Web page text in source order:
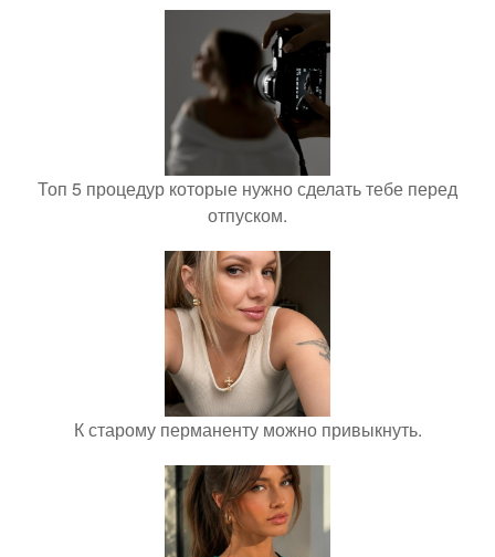
Топ 5 процедур которые нужно сделать тебе перед
отпуском.
К старому перманенту можно привыкнуть.